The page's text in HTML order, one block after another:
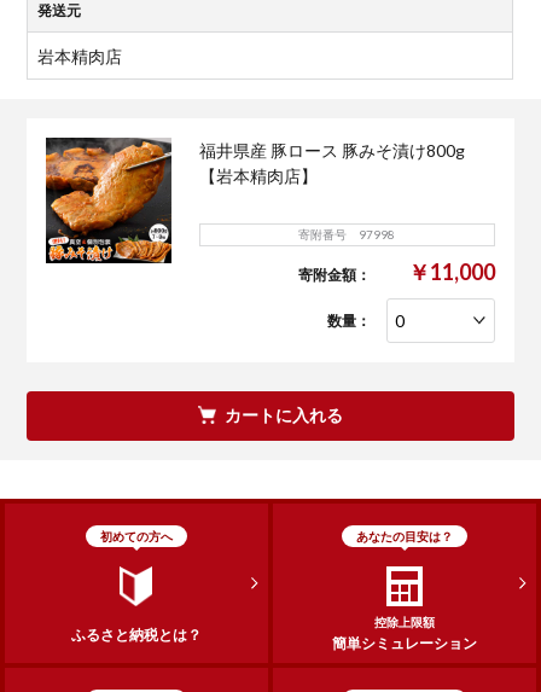
発送元
岩本精肉店
福井県産 豚ロース 豚みそ漬け800g
【岩本精肉店】
寄附番号 97998
寄附金額： ￥11,000
数量：
カートに入れる
初めての方へ
ふるさと納税とは？
あなたの目安は？
控除上限額
簡単シミュレーション